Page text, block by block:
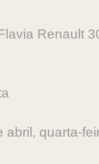
Renault
abril, quarta-